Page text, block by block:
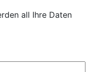
all Ihre Daten